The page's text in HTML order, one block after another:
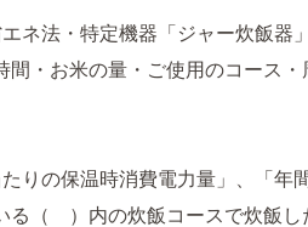
ネ法・特定機器「ジャー炊飯器
間・お米の量・ご使用のコース
りの保温時消費電力量」、「年
る（ ）内の炊飯コースで炊飯し